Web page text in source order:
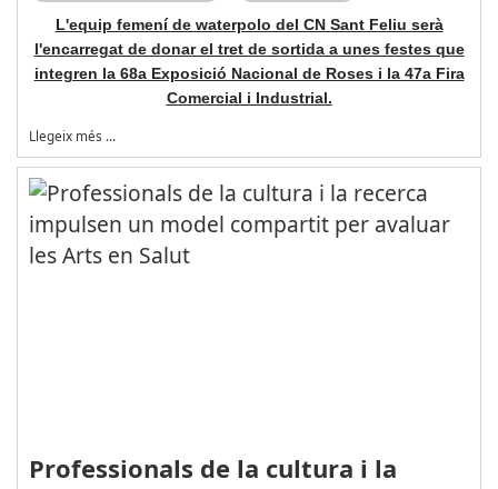
L'equip femení de waterpolo del CN Sant Feliu serà
l'encarregat de donar el tret de sortida a unes festes que
integren la 68a Exposició Nacional de Roses i la 47a Fira
Comercial i Industrial.
Llegeix més …
Professionals de la cultura i la